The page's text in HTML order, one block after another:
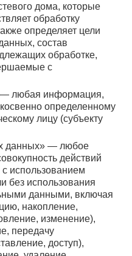
дома, которые
обработку
определяет цели
состав
обработке,
с
любая информация,
определенному
лицу (субъекту
данных» — любое
действий
использованием
без использования
данными, включая
накопление,
изменение),
передачу
доступ),